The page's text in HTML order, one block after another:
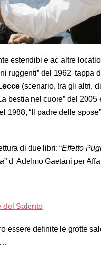
estendibile ad altre
ruggenti” del 1962, tappa
(scenario, tra gli altri,
bestia nel cuore” del
1988, “Il padre delle
di due libri: “Effetto
” di Adelmo Gaetani per
del Salento
essere definite le grotte